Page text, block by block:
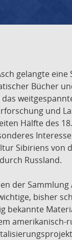
gelangte eine
Bücher
und
Hälfte des
Sibiriens von
Russland.
der Sammlung
bisher
bekannte
amerikanisch-